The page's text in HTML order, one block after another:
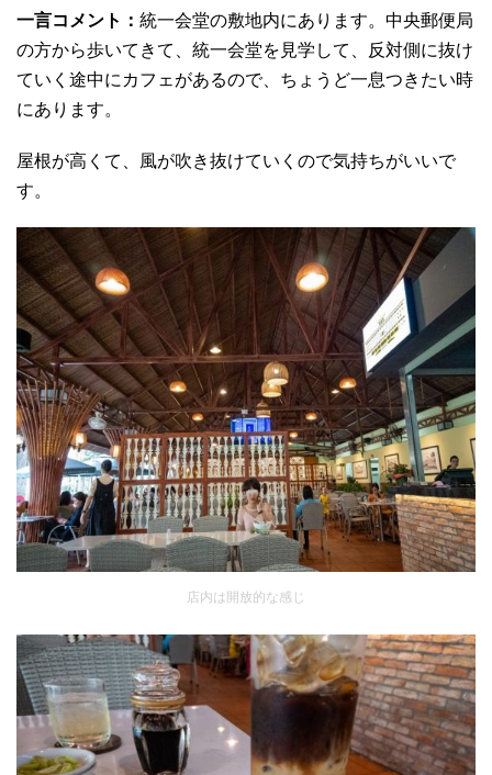
一言コメント： 統一会堂の敷地内にあります。中央郵便局
の方から歩いてきて、統一会堂を見学して、反対側に抜け
ていく途中にカフェがあるので、ちょうど一息つきたい時
にあります。
屋根が高くて、風が吹き抜けていくので気持ちがいいで
す。
店内は開放的な感じ